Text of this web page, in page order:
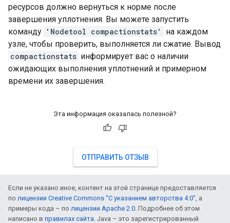
ресурсов должно вернуться к норме после
завершения уплотнения. Вы можете запустить
команду 'Nodetool compactionstats'
на каждом
узле, чтобы проверить, выполняется ли сжатие. Вывод
compactionstats информирует вас о наличии
ожидающих выполнения уплотнений и примерном
времени их завершения.
Эта информация оказалась полезной?
ОТПРАВИТЬ ОТЗЫВ
Если не указано иное, контент на этой странице предоставляется
по лицензии Creative Commons "С указанием авторства 4.0", а
примеры кода – по лицензии Apache 2.0. Подробнее об этом
написано в правилах сайта. Java – это зарегистрированный